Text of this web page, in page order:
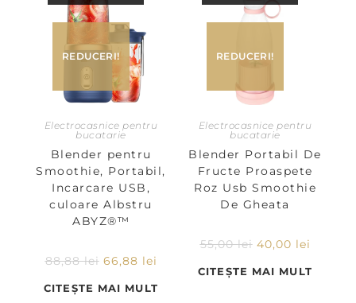
REDUCERI!
Electrocasnice pentru
bucatarie
Blender pentru
Smoothie, Portabil,
Incarcare USB,
culoare Albstru
ABYZ®™
88,88lei 66,88 lei
CITEȘTE MAI MULT
REDUCERI!
Electrocasnice pentru
bucatarie
Blender Portabil De
Fructe Proaspete
Roz Usb Smoothie
De Gheata
55,00lei 40,00 lei
CITEȘTE MAI MULT